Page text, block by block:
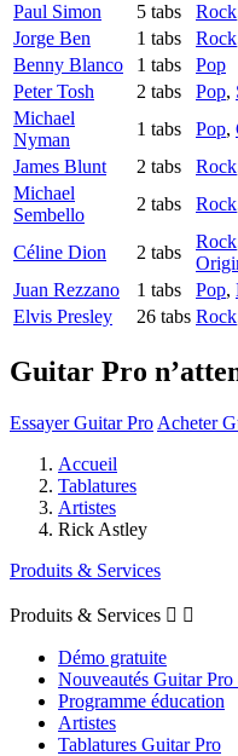
Paul Simon
5 tabs Rock
Jorge Ben
1 tabs Rock
Benny Blanco
1 tabs
Pop
Peter Tosh
2 tabs Pop,
Michael
Nyman
1 tabs Pop,
James Blunt
2 tabs Rock
Michael
Sembello
2 tabs Rock
Céline Dion 2 tabs
Rock
Juan Rezzano
1 tabs Pop,
Elvis Presley
26 tabs Rock
Guitar Pro
Essayer Guitar Pro Acheter
Accueil
Tablatures
Artistes
Rick Astley
Produits & Services
Produits & Services  
Démo gratuite
Nouveautés Guitar Pro
Programme éducation
Artistes
Tablatures Guitar Pro